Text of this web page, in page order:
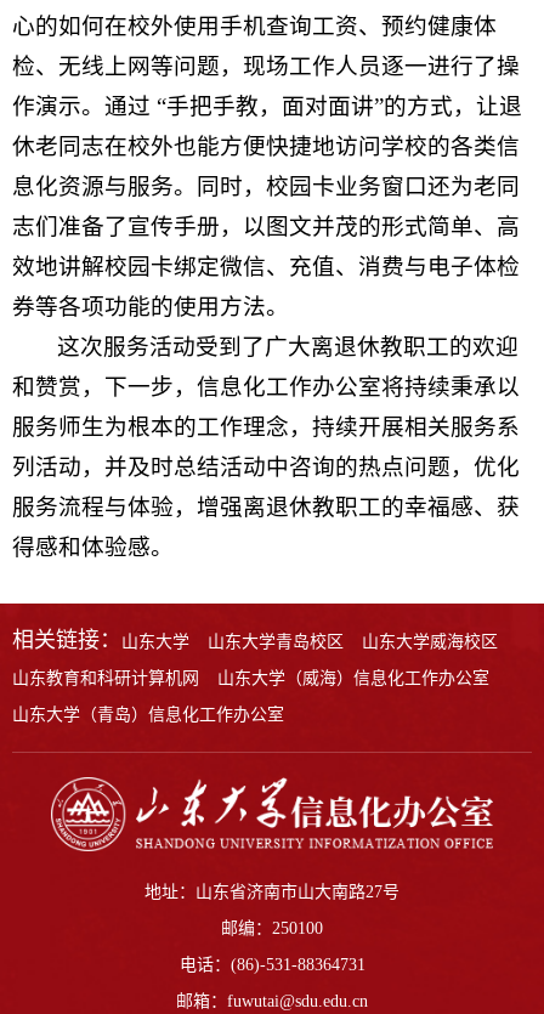
心的如何在校外使用手机查询工资、预约健康体
检、无线上网等问题，现场工作人员逐一进行了操
作演示。通过 “手把手教，面对面讲”的方式，让退
休老同志在校外也能方便快捷地访问学校的各类信
息化资源与服务。同时，校园卡业务窗口还为老同
志们准备了宣传手册，以图文并茂的形式简单、高
效地讲解校园卡绑定微信、充值、消费与电子体检
券等各项功能的使用方法。
这次服务活动受到了广大离退休教职工的欢迎
和赞赏，下一步，信息化工作办公室将持续秉承以
服务师生为根本的工作理念，持续开展相关服务系
列活动，并及时总结活动中咨询的热点问题，优化
服务流程与体验，增强离退休教职工的幸福感、获
得感和体验感。
相关链接： 山东大学 山东大学青岛校区
山东大学威海校区
山东教育和科研计算机网
山东大学（威海）信息化工作办公室
山东大学（青岛）信息化工作办公室
地址：山东省济南市山大南路27号
邮编：250100
电话：(86)-531-88364731
邮箱：fuwutai@sdu.edu.cn